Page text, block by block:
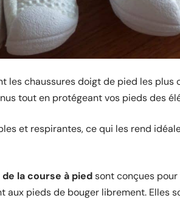
les chaussures doigt de pied les plus
tout en protégeant vos pieds des
et respirantes, ce qui les rend
la course à piedsont conçues
pieds de bouger librement. Elles